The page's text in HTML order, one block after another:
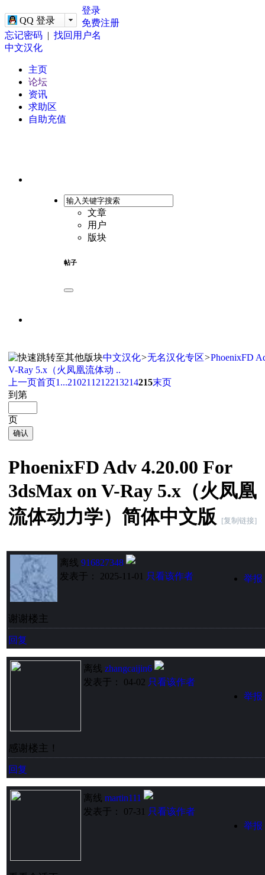
QQ 登录
登录
免费注册
忘记密码 | 找回用户名
中文汉化
主页
论坛
资讯
求助区
自助充值
文章
用户
版块
帖子
中文汉化>无名汉化专区>PhoenixFD
V-Ray 5.x（火凤凰流体动 ..
上一页首页1...210211 212213214215末页
到第
页
确认
PhoenixFD Adv 4.20.00 For
3dsMax on V-Ray 5.x（火凤凰
流体动力学）简体中文版
[复制链接]
离线 916827348
发表于： 2025-11-01 只看该作者 举报
谢谢楼主
回复
离线 zhangcaijin6
发表于： 04-02 只看该作者
举报
感谢楼主！
回复
离线 martin111
发表于： 07-31 只看该作者
举报